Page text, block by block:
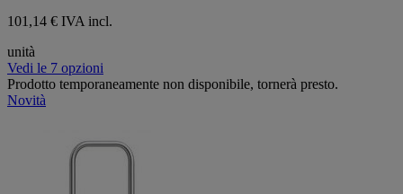
101,14 € IVA incl.
unità
Vedi le 7 opzioni
Prodotto temporaneamente non disponibile, tornerà presto.
Novità